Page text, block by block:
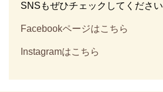
SNSもぜひチェックしてください
Facebookページはこちら
Instagramはこちら